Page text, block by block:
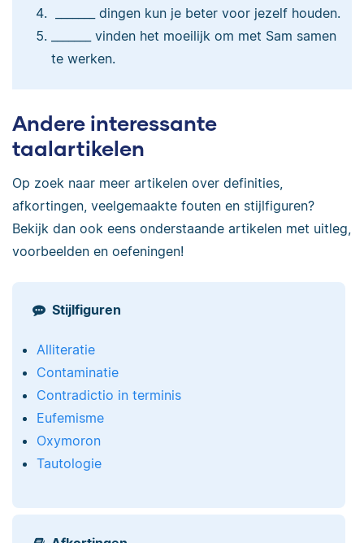
_______ dingen kun je beter voor jezelf houden.
_______ vinden het moeilijk om met Sam samen
te werken.
Andere interessante
taalartikelen
Op zoek naar meer artikelen over definities,
afkortingen, veelgemaakte fouten en stijlfiguren?
Bekijk dan ook eens onderstaande artikelen met uitleg,
voorbeelden en oefeningen!
Stijlfiguren
Alliteratie
Contaminatie
Contradictio in terminis
Eufemisme
Oxymoron
Tautologie